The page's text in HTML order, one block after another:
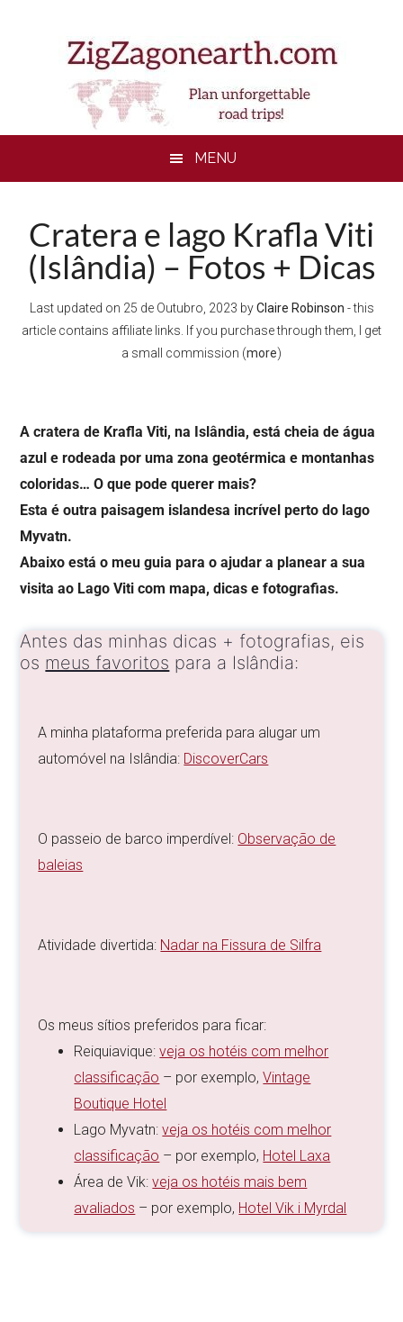
MENU
Cratera e lago Krafla Viti
(Islândia) – Fotos + Dicas
Last updated on 25 de Outubro, 2023 byClaire Robinson - this
article contains affiliate links. If you purchase through them, I get
a small commission (more)
A cratera de Krafla Viti, na Islândia, está cheia de água
azul e rodeada por uma zona geotérmica e montanhas
coloridas… O que pode querer mais?
Esta é outra paisagem islandesa incrívelperto do lago
Myvatn.
Abaixo está o meu guia para o ajudar a planear a sua
visita ao Lago Viti com mapa, dicas e fotografias.
Antes das minhas dicas + fotografias, eis
os meus favoritos para a Islândia:
A minha plataforma preferida para alugar um
automóvel na Islândia: DiscoverCars
O passeio de barco imperdível: Observação de
baleias
Atividade divertida: Nadar na Fissura de Silfra
Os meus sítios preferidos para ficar:
Reiquiavique:veja os hotéis com melhor
classificação – por exemplo,Vintage
Boutique Hotel
Lago Myvatn:veja os hotéis com melhor
classificação – por exemplo, Hotel Laxa
Área de Vik:veja os hotéis mais bem
avaliados – por exemplo, Hotel Vik i Myrdal